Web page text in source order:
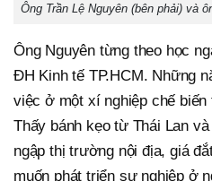
Ông Trần Lệ Nguyên (bên phải) và
Ông Nguyên từng theo học
ĐH Kinh tế TP.HCM. Những
việc ở một xí nghiệp chế biến
Thấy bánh kẹo từ Thái Lan
ngập thị trường nội địa, giá
muốn phát triển sự nghiệp ở